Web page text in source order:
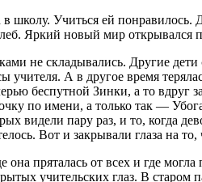
Учиться ей понравилось.
Яркий новый мир открывался
не складывались. Другие дети
учителя. А в другое время
беспутной Зинки, а то вдруг
по имени, а только так —
видели пару раз, и то, когда
Вот и закрывали глаза на
пряталась от всех и где
учительских глаз. В старом